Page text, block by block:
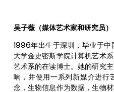
吴子薇（媒体艺术家和研究员）
1996年出生于深圳，毕业于中
大学金史密斯学院计算机艺术
艺术系的在读博士。她的研究
响，并使用一系列新媒介进行
念，生物信息作为数据，生物